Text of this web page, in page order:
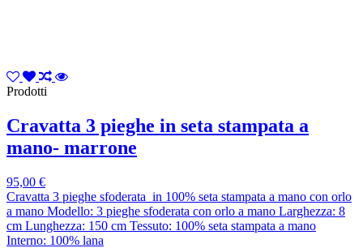
Prodotti
Cravatta 3 pieghe in seta stampata a
mano- marrone
95,00 €
Cravatta 3 pieghe sfoderata in 100% seta stampata a mano con orlo
a mano Modello: 3 pieghe sfoderata con orlo a mano Larghezza: 8
cm Lunghezza: 150 cm Tessuto: 100% seta stampata a mano
Interno: 100% lana